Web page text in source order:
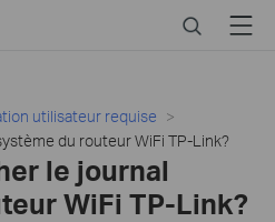
SearchMenu
utilisateur requise
du routeur WiFi TP-Link?
le journal
WiFi TP-Link?